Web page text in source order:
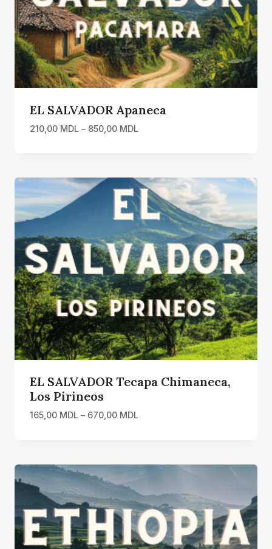
EL SALVADOR Apaneca
210,00 MDL – 850,00 MDLInterval
până
la
850,00 MDL
EL SALVADOR Tecapa Chimaneca,
Los Pirineos
165,00 MDL – 670,00 MDLInterval
până
670,00 MDL